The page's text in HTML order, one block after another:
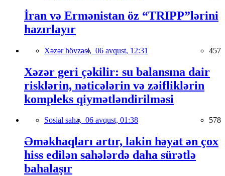
İran və Ermənistan öz “TRIPP”lərini
hazırlayır
Xəzər hövzəsi, 06 avqust, 12:31 457
Xəzər geri çəkilir: su balansına dair
risklərin, nəticələrin və zəifliklərin
kompleks qiymətləndirilməsi
Sosial sahə, 06 avqust, 01:38 578
Əməkhaqları artır, lakin həyat ən çox
hiss edilən sahələrdə daha sürətlə
bahalaşır